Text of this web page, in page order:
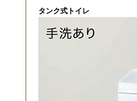
タンク式トイレ